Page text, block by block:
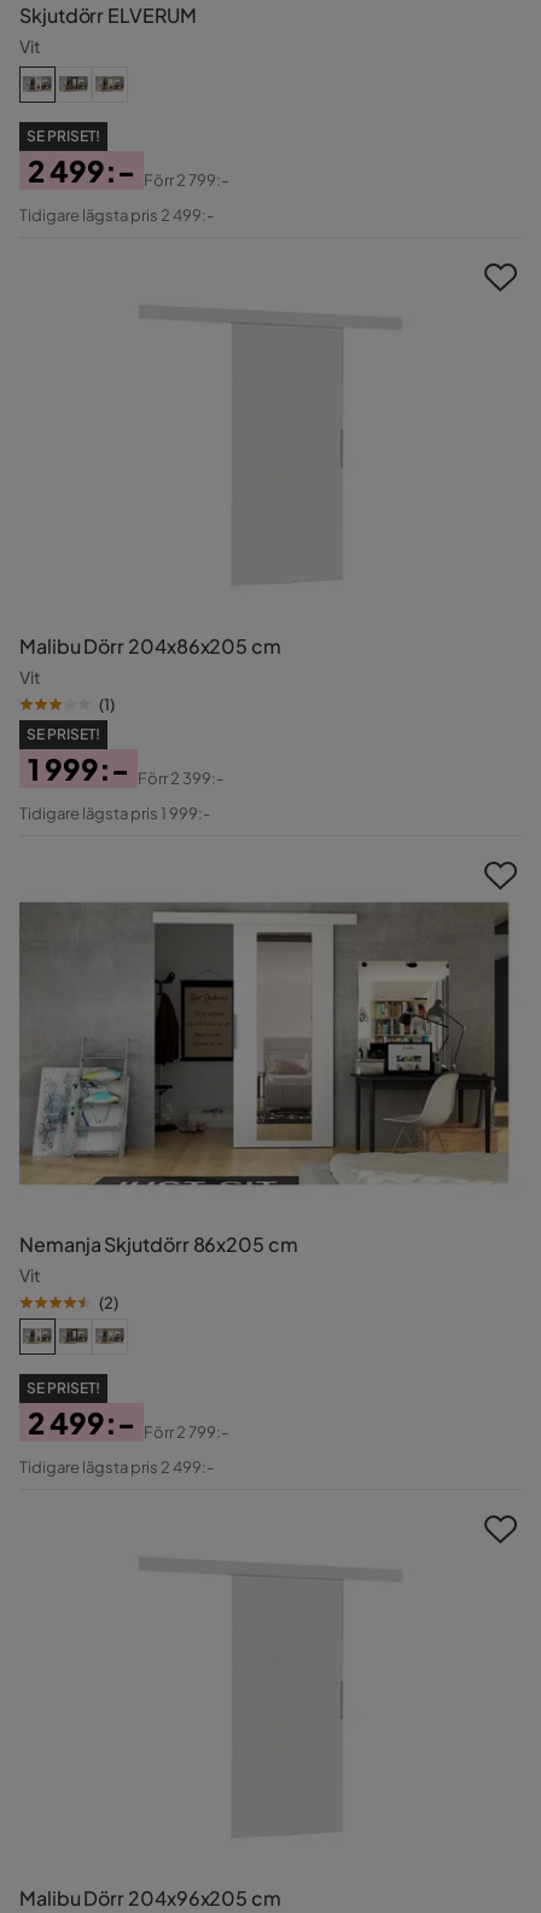
Skjutdörr ELVERUM
Vit
SE PRISET!
Pris
2 499:-
Original
Förr2 799:-
Tidigare lägsta pris 2 499:-
Malibu Dörr 204x86x205 cm
Vit
(1)
SE PRISET!
Pris
1 999:-
Original
Förr2 399:-
Tidigare lägsta pris 1 999:-
Nemanja Skjutdörr 86x205 cm
Vit
(2)
SE PRISET!
Pris
2 499:-
Original
Förr2 799:-
Tidigare lägsta pris 2 499:-
Malibu Dörr 204x96x205 cm